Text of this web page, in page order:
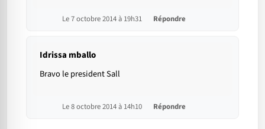
Le 7 octobre 2014 à 19h31 Répondre
Idrissa mballo
Bravo le president Sall
Le 8 octobre 2014 à 14h10 Répondre